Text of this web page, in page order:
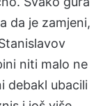
da je zamjeni,
niti malo ne
debakl ubacili